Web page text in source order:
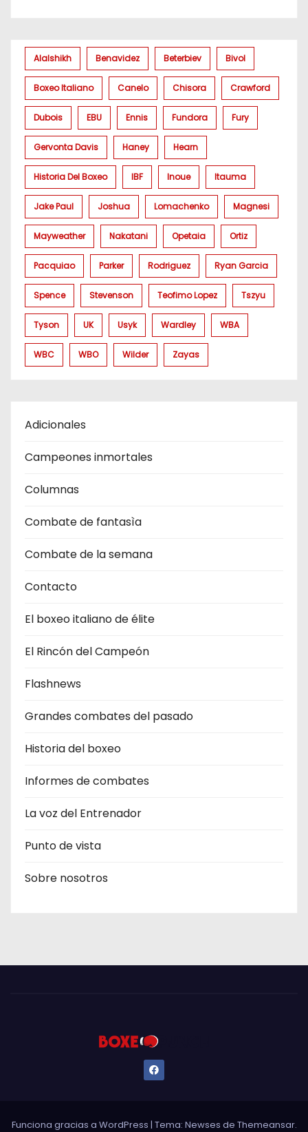
Alalshikh Benavidez Beterbiev Bivol
Boxeo Italiano Canelo Chisora Crawford
Dubois EBU Ennis Fundora Fury
Gervonta Davis Haney Hearn
Historia Del Boxeo IBF Inoue Itauma
Jake Paul Joshua Lomachenko Magnesi
Mayweather Nakatani Opetaia Ortiz
Pacquiao Parker Rodriguez Ryan Garcia
Spence Stevenson Teofimo Lopez Tszyu
Tyson UK Usyk Wardley WBA
WBC WBO Wilder Zayas
Adicionales
Campeones inmortales
Columnas
Combate de fantasìa
Combate de la semana
Contacto
El boxeo italiano de élite
El Rincón del Campeón
Flashnews
Grandes combates del pasado
Historia del boxeo
Informes de combates
La voz del Entrenador
Punto de vista
Sobre nosotros
Funciona gracias a WordPress | Tema: Newses de Themeansar.